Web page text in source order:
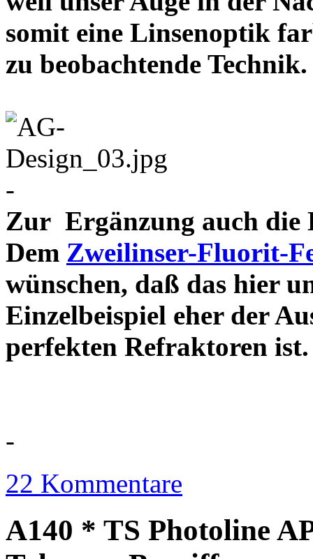
somit eine Linsenoptik
zu beobachtende
-
Zur Ergänzung auch die
Dem Zweilinser-Fluorit-
wünschen, daß das hier
Einzelbeispiel eher der
perfekten
-
22 Kommentare
A140 * TS Photoline